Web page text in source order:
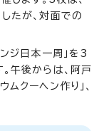
たが、対面での
ジ日本一周」を3
午後からは、阿戸
クーヘン作り」、